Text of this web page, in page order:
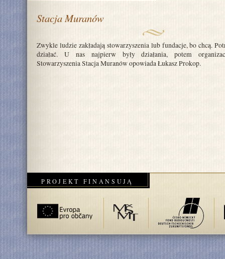
Stacja Muranów
Zwykle ludzie zakładają stowarzyszenia lub fundacje, bo chcą.
działać. U nas najpierw były działania, potem
Stowarzyszenia Stacja Muranów opowiada Łukasz Prokop.
PROJEKT FINANSUJĄ